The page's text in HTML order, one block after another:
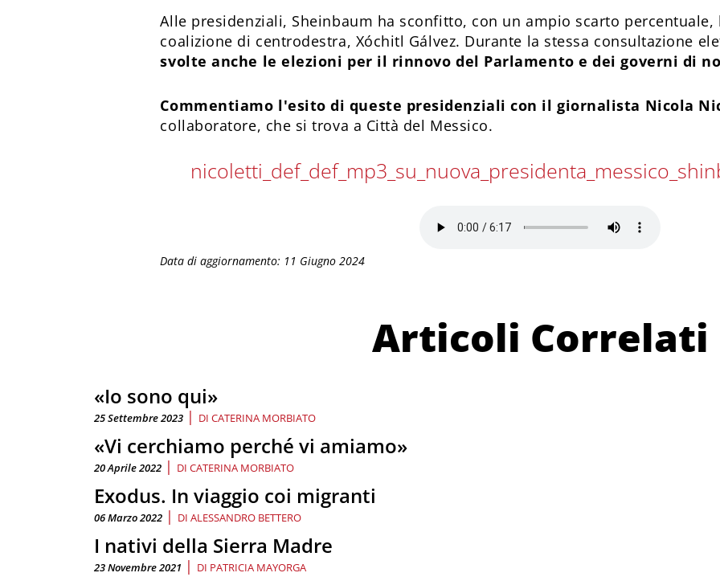
Alle presidenziali, Sheinbaum ha sconfitto, con un ampio scarto
coalizione di centrodestra, Xóchitl Gálvez. Durante la stessa consultazione
svolte anche le elezioni per il rinnovo del Parlamento e dei governi di
Commentiamo l'esito di queste presidenziali con il giornalista Nicola
collaboratore, che si trova a Città del Messico.
Data di aggiornamento: 11 Giugno 2024
Articoli Correlati
«Io sono qui»
25 Settembre 2023 | DI CATERINA MORBIATO
«Vi cerchiamo perché vi amiamo»
20 Aprile 2022 | DI CATERINA MORBIATO
Exodus. In viaggio coi migranti
06 Marzo 2022 | DI ALESSANDRO BETTERO
I nativi della Sierra Madre
23 Novembre 2021 | DI PATRICIA MAYORGA